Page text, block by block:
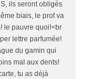
ils seront obligés
biais, le prof va
le pauvre quoi!<br
lettre parfumée!
du gamin qui
mal aux dents!
tu as déjà